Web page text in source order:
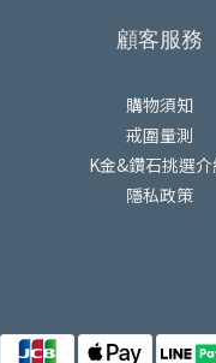
顧客服務
購物須知
戒圍量測
K金&鑽石挑選介
隱私政策